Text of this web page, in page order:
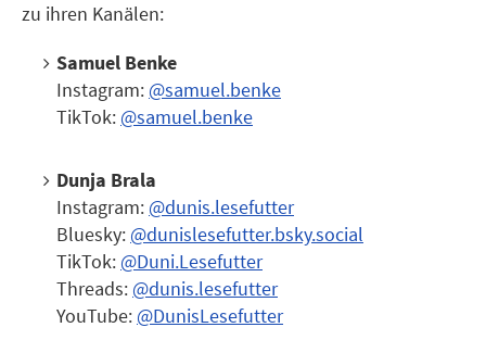
zu ihren Kanälen:
Samuel Benke
Instagram: @samuel.benke
TikTok: @samuel.benke
Dunja Brala
Instagram: @dunis.lesefutter
Bluesky: @dunislesefutter.bsky.social
TikTok: @Duni.Lesefutter
Threads: @dunis.lesefutter
YouTube: @DunisLesefutter